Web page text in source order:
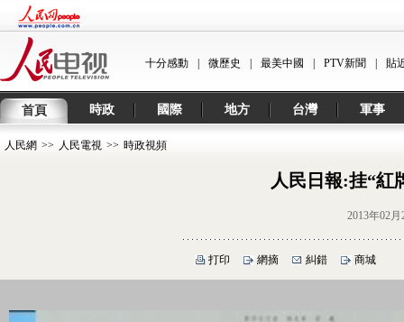
十分感動 微歷史 最美中國 PTV新聞 貼
首頁 時政 國際 地方 台灣 軍事
人民網 >> 人民電視 >> 時政視頻
人民日報:挂“紅
2013年02
打印 網摘 糾錯 商城